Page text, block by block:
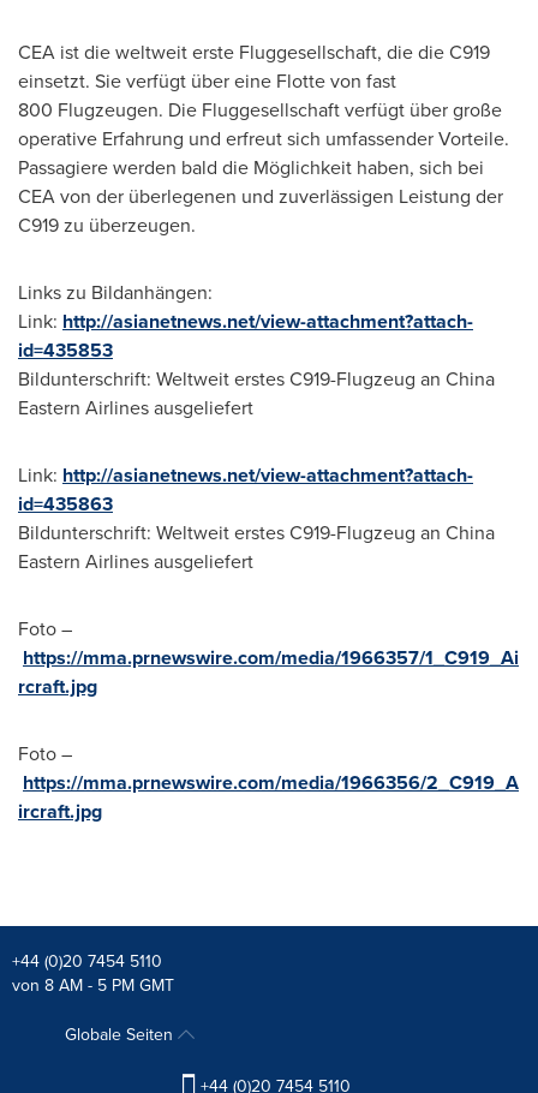
CEA ist die weltweit erste Fluggesellschaft, die die C919
einsetzt. Sie verfügt über eine Flotte von fast
800 Flugzeugen. Die Fluggesellschaft verfügt über große
operative Erfahrung und erfreut sich umfassender Vorteile.
Passagiere werden bald die Möglichkeit haben, sich bei
CEA von der überlegenen und zuverlässigen Leistung der
C919 zu überzeugen.
Links zu Bildanhängen:
Link: http://asianetnews.net/view-attachment?attach-
id=435853
Bildunterschrift: Weltweit erstes C919-Flugzeug an China
Eastern Airlines ausgeliefert
Link: http://asianetnews.net/view-attachment?attach-
id=435863
Bildunterschrift: Weltweit erstes C919-Flugzeug an China
Eastern Airlines ausgeliefert
Foto –
https://mma.prnewswire.com/media/1966357/1_C919_Ai
rcraft.jpg
Foto –
https://mma.prnewswire.com/media/1966356/2_C919_A
ircraft.jpg
+44 (0)20 7454 5110
von 8 AM - 5 PM GMT
Globale Seiten
+44 (0)20 7454 5110